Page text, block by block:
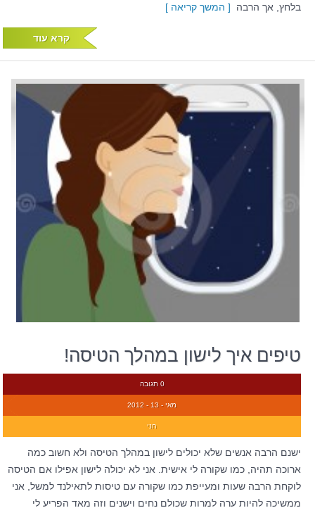
בלחץ, אך הרבה [ המשך קריאה ]
קרא עוד
טיפים איך לישון במהלך הטיסה!
0 תגובה
מאי - 13 - 2012
חני
ישנם הרבה אנשים שלא יכולים לישון במהלך הטיסה ולא חשוב כמה
ארוכה תהיה, כמו שקורה לי אישית. אני לא יכולה לישון אפילו אם הטיסה
לוקחת הרבה שעות ומעייפת כמו שקורה עם טיסות לתאילנד למשל, אני
ממשיכה להיות ערה למרות שכולם נחים וישנים וזה מאד הפריע לי